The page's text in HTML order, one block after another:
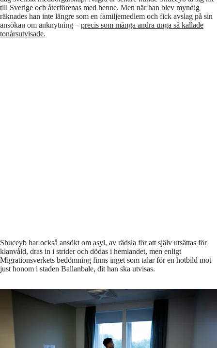
till Sverige och återförenas med henne. Men när han blev myndig
räknades han inte längre som en familjemedlem och fick avslag på sin
ansökan om anknytning – precis som många andra unga så kallade
tonårsutvisade.
Shuceyb har också ansökt om asyl, av rädsla för att själv utsättas för
klanvåld, dras in i strider och dödas i hemlandet, men enligt
Migrationsverkets bedömning finns inget som talar för en hotbild mot
just honom i staden Ballanbale, dit han ska utvisas.